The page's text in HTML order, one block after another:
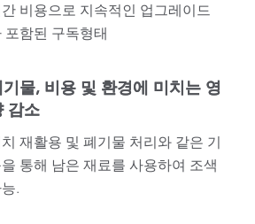
비용으로 지속적인 업그레이드
포함된 구독형태
기물, 비용 및 환경에 미치는 영
감소
재활용 및 폐기물 처리와 같은 기
통해 남은 재료를 사용하여 조색
.